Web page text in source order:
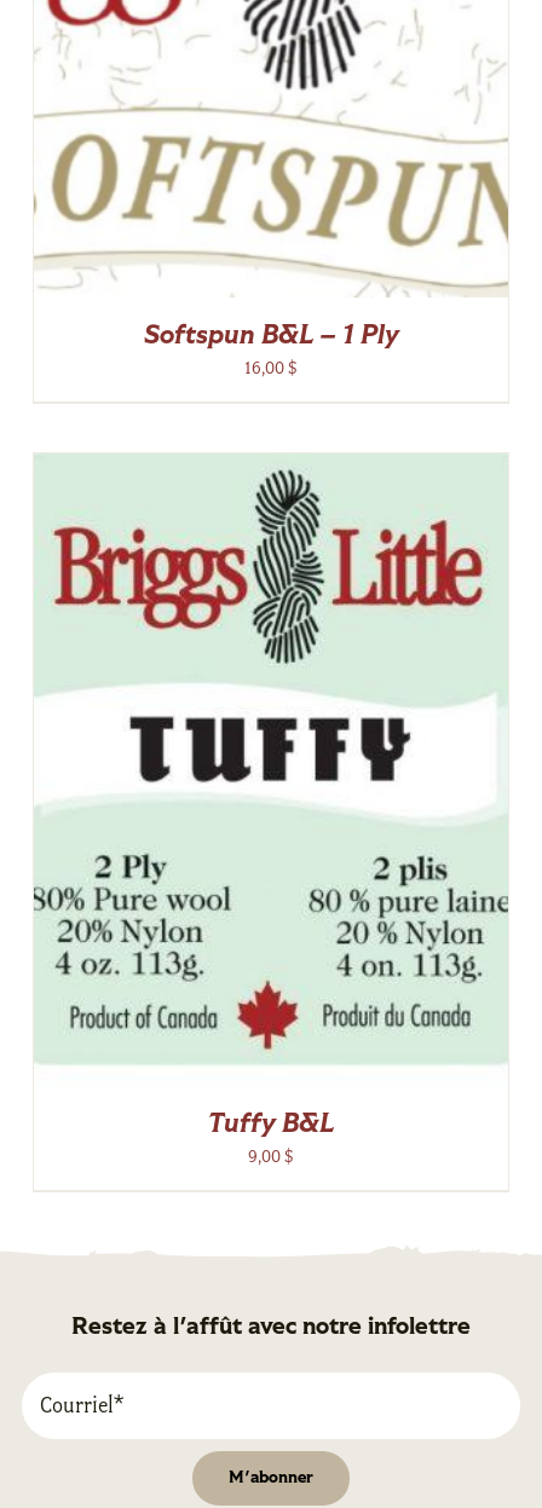
Softspun B&L – 1 Ply
16,00$
Tuffy B&L
9,00$
Restez à l'affût avec notre infolettre